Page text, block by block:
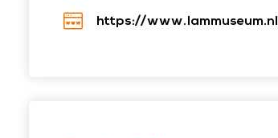
https://www.lammuseum.nl